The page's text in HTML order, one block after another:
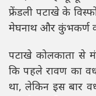
फ्रेंडली पटाखे के
मेघनाथ और कुंभकर्ण
पटाखे कोलकाता से
कि पहले रावण का
था, लेकिन इस बार